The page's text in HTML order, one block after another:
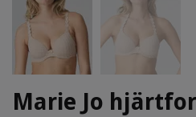
Marie Jo